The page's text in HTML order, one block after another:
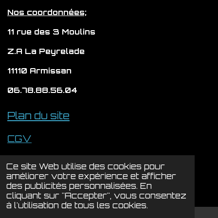
Ce site Web utilise des cookies pour
améliorer votre expérience et afficher
des publicités personnalisées. En
cliquant sur "Accepter", vous consentez
à l'utilisation de tous les cookies.
m
Nos coordonnées;
11 rue des 3 Moulins
Z.A La Peyrelade
11110 Armissan
06.78.88.56.04
Plan du site
CGV
Politique de confidentialité
© 2024 - 2026 LYSION
Propulsé parWebador